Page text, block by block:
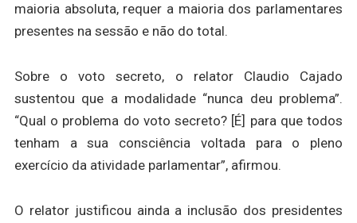
maioria absoluta, requer a maioria dos parlamentares
presentes na sessão e não do total.
Sobre o voto secreto, o relator Claudio Cajado
sustentou que a modalidade “nunca deu problema”.
“Qual o problema do voto secreto? [É] para que todos
tenham a sua consciência voltada para o pleno
exercício da atividade parlamentar”, afirmou.
O relator justificou ainda a inclusão dos presidentes